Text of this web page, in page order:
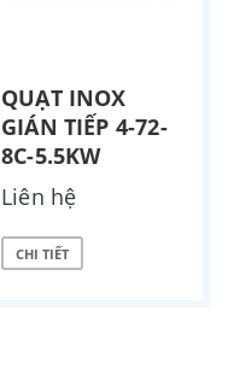
QUẠT INOX
GIÁN TIẾP 4-72-
8C-5.5KW
Liên hệ
CHI TIẾT